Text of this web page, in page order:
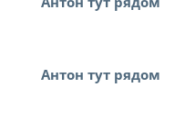
Антон тут рядом